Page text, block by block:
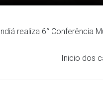
realiza 6° Conferência
Inicio dos